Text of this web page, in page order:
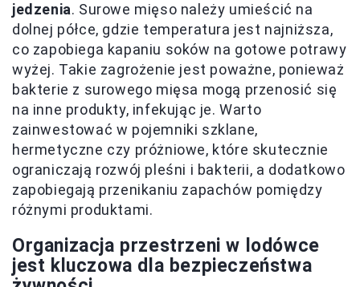
jedzenia. Surowe mięso należy umieścić na
dolnej półce, gdzie temperatura jest najniższa,
co zapobiega kapaniu soków na gotowe potrawy
wyżej. Takie zagrożenie jest poważne, ponieważ
bakterie z surowego mięsa mogą przenosić się
na inne produkty, infekując je. Warto
zainwestować w pojemniki szklane,
hermetyczne czy próżniowe, które skutecznie
ograniczają rozwój pleśni i bakterii, a dodatkowo
zapobiegają przenikaniu zapachów pomiędzy
różnymi produktami.
Organizacja przestrzeni w lodówce
jest kluczowa dla bezpieczeństwa